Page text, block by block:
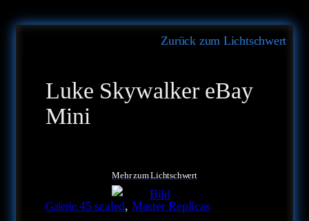
Zurück zum Lichtschwert
Luke Skywalker eBay
Mini
Mehr zum Lichtschwert
Galerie.45 scaled, Master Replicas